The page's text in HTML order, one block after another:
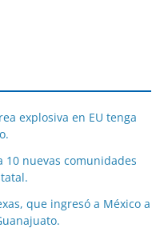
explosiva en EU tenga
10 nuevas comunidades
que ingresó a México a